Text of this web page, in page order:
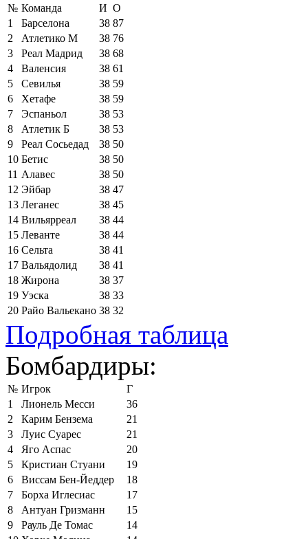
№ Команда И О
1
Барселона 38 87
2
Атлетико М 38 76
3
Реал Мадрид 38 68
4
Валенсия 38 61
5
Севилья 38 59
6
Хетафе 38 59
7
Эспаньол 38 53
8
Атлетик Б 38 53
9
Реал Сосьедад 38 50
10 Бетис 38 50
11 Алавес 38 50
12 Эйбар 38 47
13 Леганес 38 45
14 Вильярреал 38 44
15 Леванте 38 44
16 Сельта 38 41
17 Вальядолид 38 41
18 Жирона 38 37
19 Уэска 38 33
20 Райо Вальекано 38 32
Подробная таблица
Бомбардиры:
№ Игрок
Г
1
Лионель Месси
36
2
Карим Бензема
21
3
Луис Суарес
21
4
Яго Аспас
20
5
Кристиан Стуани
19
6
Виссам Бен-Йеддер
18
7
Борха Иглесиас
17
8
Антуан Гризманн
15
9
Рауль Де Томас
14